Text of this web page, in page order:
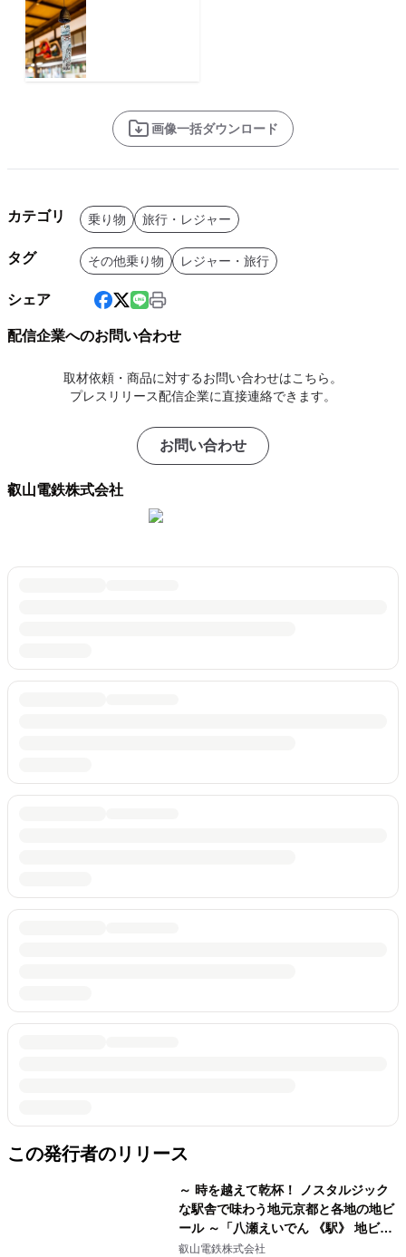
画像一括ダウンロード
カテゴリ 乗り物 旅行・レジャー
タグ その他乗り物 レジャー・旅行
シェア
配信企業へのお問い合わせ
取材依頼・商品に対するお問い合わせはこちら。
プレスリリース配信企業に直接連絡できます。
お問い合わせ
叡山電鉄株式会社
この発行者のリリース
～ 時を越えて乾杯！ ノスタルジック
な駅舎で味わう地元京都と各地の地ビ
ール ～「八瀬えいでん 《駅》 地ビー
ル祭り」を開催します
叡山電鉄株式会社